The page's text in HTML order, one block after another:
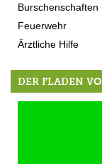
Burschenschaften
Feuerwehr
Ärztliche Hilfe
DER FLADEN